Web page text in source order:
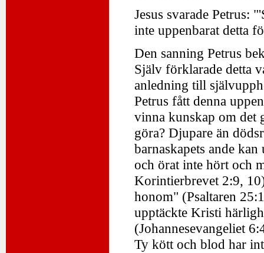
Jesus svarade Petrus:
inte uppenbarat detta
Den sanning Petrus
Själv förklarade detta
anledning till
Petrus fått denna
vinna kunskap om det
göra? Djupare än
barnaskapets ande
och örat inte hört och
Korintierbrevet 2:9,
honom" (Psaltaren
upptäckte Kristi
(Johannesevangeliet
Ty kött och blod har